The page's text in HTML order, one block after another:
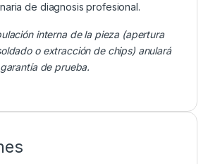
de diagnosis profesional.
interna de la pieza (apertura
o extracción de chips) anulará
de prueba.